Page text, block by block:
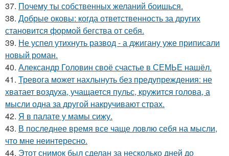
37. Почему ты собственных желаний боишься.
38. Добрые оковы: когда ответственность за других
становится формой бегства от себя.
39. Не успел утихнуть развод - а джигану уже приписали
новый роман.
40. Александр Головин своё счастье в СЕМЬЕ нашёл.
41. Тревога может нахлынуть без предупреждения: не
хватает воздуха, учащается пульс, кружится голова, а
мысли одна за другой накручивают страх.
42. Я в палате у мамы сижу.
43. В последнее время все чаще ловлю себя на мысли,
что мне неинтересно.
44. Этот снимок был сделан за несколько дней до